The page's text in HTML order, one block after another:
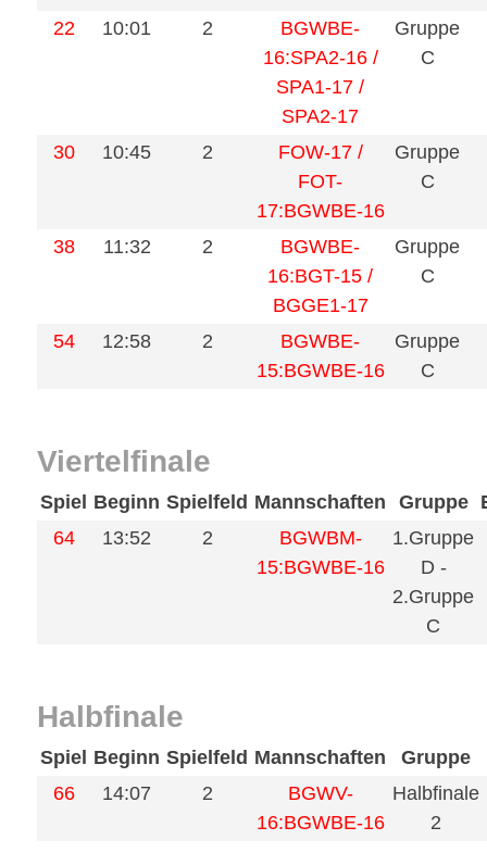
22
10:01 2
BGWBE-
16:SPA2-16 /
SPA1-17 /
SPA2-17
Gruppe
C
30 10:45 2
FOW-17 /
FOT-
17:BGWBE-16
Gruppe
C
38 11:32 2
BGWBE-
16:BGT-15 /
BGGE1-17
Gruppe
C
54 12:58 2
BGWBE-
15:BGWBE-16
Gruppe
C
Viertelfinale
Spiel Beginn Spielfeld Mannschaften Gruppe
64
13:52 2
BGWBM-
15:BGWBE-16
1.Gruppe
D -
2.Gruppe
C
Halbfinale
Spiel Beginn Spielfeld Mannschaften Gruppe
66
14:07 2
BGWV-
16:BGWBE-16
Halbfinale
2